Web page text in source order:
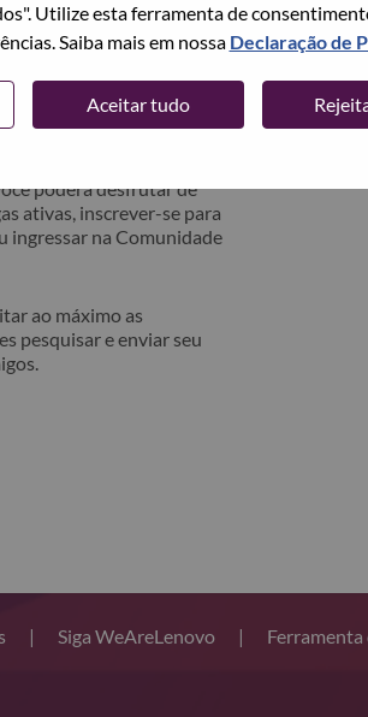
Utilize esta ferramenta de
Saiba mais em nossa Declaração de
Aceitar tudo
um novo usuário,
com os detalhes do seu
no assunto do e-
obter suporte após a
poderá desfrutar de
ativas, inscrever-se para
ingressar na Comunidade
ao máximo as
pesquisar e enviar seu
| Siga WeAreLenovo |